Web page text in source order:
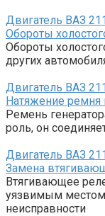
Двигатель ВАЗ
Обороты
Обороты
других
Двигатель ВАЗ
Натяжение ремня
Ремень
роль, он
Двигатель ВАЗ
Замена
Втягивающее
уязвимым
неисправности